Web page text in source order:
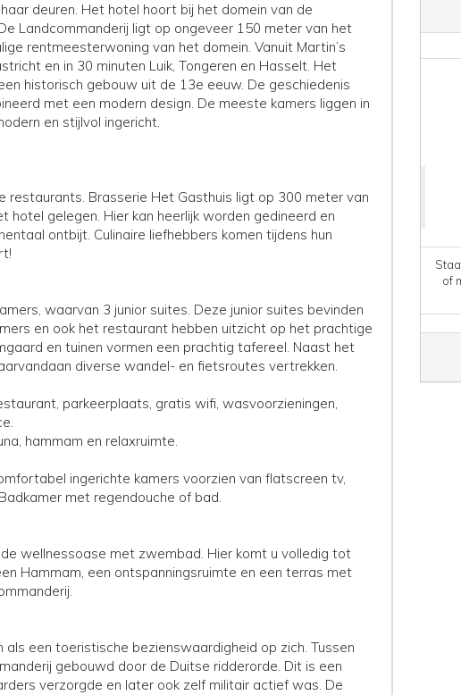
deuren. Het hotel hoort bij het domein van de
Landcommanderij ligt op ongeveer 150 meter van het
rentmeesterwoning van het domein. Vanuit Martin’s
en in 30 minuten Luik, Tongeren en Hasselt. Het
historisch gebouw uit de 13e eeuw. De geschiedenis
met een modern design. De meeste kamers liggen in
en stijlvol ingericht.
restaurants. Brasserie Het Gasthuis ligt op 300 meter van
hotel gelegen. Hier kan heerlijk worden gedineerd en
ontbijt. Culinaire liefhebbers komen tijdens hun
waarvan 3 junior suites. Deze junior suites bevinden
en ook het restaurant hebben uitzicht op het prachtige
en tuinen vormen een prachtig tafereel. Naast het
diverse wandel- en fietsroutes vertrekken.
parkeerplaats, gratis wifi, wasvoorzieningen,
hammam en relaxruimte.
ingerichte kamers voorzien van flatscreen tv,
met regendouche of bad.
wellnessoase met zwembad. Hier komt u volledig tot
Hammam, een ontspanningsruimte en een terras met
als een toeristische bezienswaardigheid op zich. Tussen
gebouwd door de Duitse ridderorde. Dit is een
verzorgde en later ook zelf militair actief was. De
of